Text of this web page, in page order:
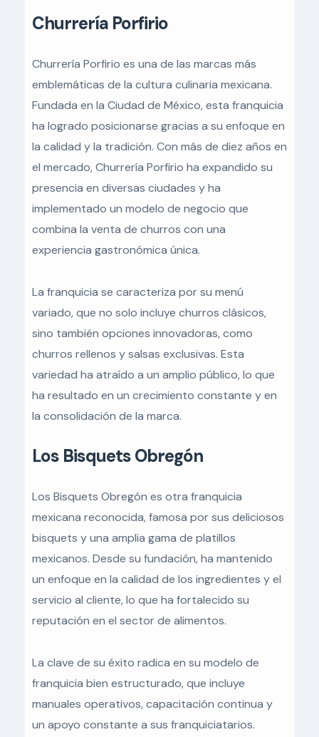
Churrería Porfirio
Churrería Porfirio es una de las marcas más
emblemáticas de la cultura culinaria mexicana.
Fundada en la Ciudad de México, esta franquicia
ha logrado posicionarse gracias a su enfoque en
la calidad y la tradición. Con más de diez años en
el mercado, Churrería Porfirio ha expandido su
presencia en diversas ciudades y ha
implementado un modelo de negocio que
combina la venta de churros con una
experiencia gastronómica única.
La franquicia se caracteriza por su menú
variado, que no solo incluye churros clásicos,
sino también opciones innovadoras, como
churros rellenos y salsas exclusivas. Esta
variedad ha atraído a un amplio público, lo que
ha resultado en un crecimiento constante y en
la consolidación de la marca.
Los Bisquets Obregón
Los Bisquets Obregón es otra franquicia
mexicana reconocida, famosa por sus deliciosos
bisquets y una amplia gama de platillos
mexicanos. Desde su fundación, ha mantenido
un enfoque en la calidad de los ingredientes y el
servicio al cliente, lo que ha fortalecido su
reputación en el sector de alimentos.
La clave de su éxito radica en su modelo de
franquicia bien estructurado, que incluye
manuales operativos, capacitación continua y
un apoyo constante a sus franquiciatarios.